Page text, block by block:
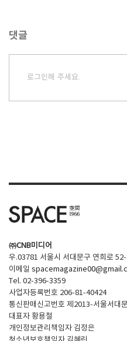
댓글
로그인해 주세요.
㈜CNB미디어
우.03781 서울시 서대문구 연희로
이메일
Tel. 02-396-3359
사업자등록번호 206-81-40424
통신판매신고번호 제2013-서울서대
대표자 황용철
개인정보관리책임자 김정은